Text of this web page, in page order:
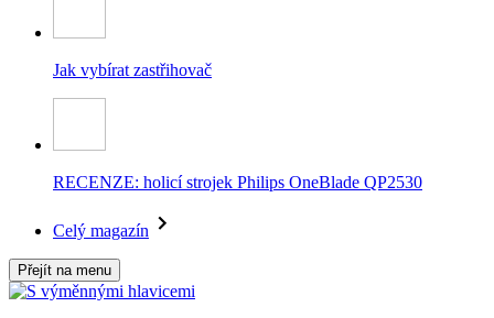
Jak vybírat zastřihovač
RECENZE: holicí strojek Philips OneBlade QP2530
Celý magazín
Přejít na menu